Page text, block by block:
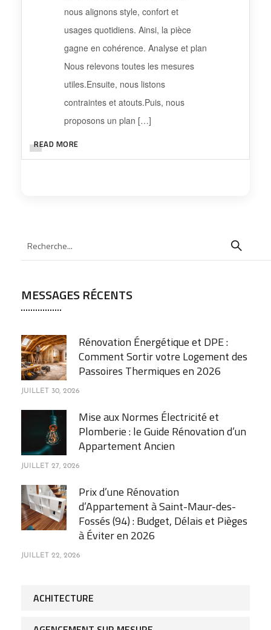
nous alignons style, confort et
usages quotidiens. Ainsi, la pièce
gagne en cohérence. Analyse et plan
Nous relevons toutes les mesures
utiles.Ensuite, nous listons
contraintes et atouts.Puis, nous
proposons un plan […]
READ MORE
MESSAGES RÉCENTS
Rénovation Énergétique et DPE :
Comment Sortir votre Logement des
Passoires Thermiques en 2026
JUILLET 30, 2026
Mise aux Normes Électricité et
Plomberie : le Guide Rénovation d’un
Appartement Ancien
JUILLET 27, 2026
Prix d’une Rénovation
d’Appartement à Saint-Maur-des-
Fossés (94) : Budget, Délais et Pièges
à Éviter en 2026
JUILLET 22, 2026
ACHITECTURE